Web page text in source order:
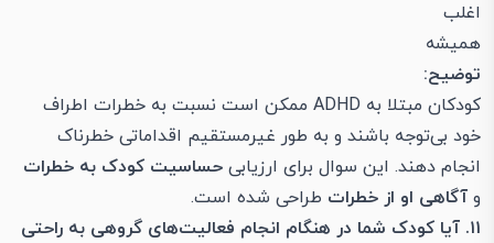
اغلب
همیشه
توضیح:
کودکان مبتلا به ADHD ممکن است نسبت به خطرات اطراف
خود بی‌توجه باشند و به طور غیرمستقیم اقداماتی خطرناک
انجام دهند. این سوال برای ارزیابی حساسیت کودک به خطرات
و آگاهی او از خطرات طراحی شده است.
۱۱. آیا کودک شما در هنگام انجام فعالیت‌های گروهی به راحتی